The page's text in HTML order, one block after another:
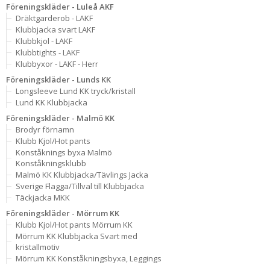
Föreningskläder - Luleå AKF
Dräktgarderob - LAKF
Klubbjacka svart LAKF
Klubbkjol - LAKF
Klubbtights - LAKF
Klubbyxor - LAKF - Herr
Föreningskläder - Lunds KK
Longsleeve Lund KK tryck/kristall
Lund KK Klubbjacka
Föreningskläder - Malmö KK
Brodyr förnamn
Klubb Kjol/Hot pants
Konståknings byxa Malmö
Konståkningsklubb
Malmö KK Klubbjacka/Tävlings Jacka
Sverige Flagga/Tillval till Klubbjacka
Täckjacka MKK
Föreningskläder - Mörrum KK
Klubb Kjol/Hot pants Mörrum KK
Mörrum KK Klubbjacka Svart med
kristallmotiv
Mörrum KK Konståkningsbyxa, Leggings